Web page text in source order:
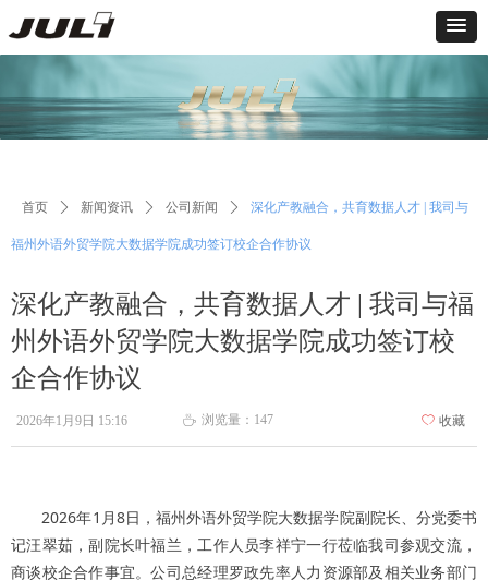
深化产教融合，共育数据人才 | 我司与福
州外语外贸学院大数据学院成功签订校
企合作协议
首页 ꄲ 新闻资讯 ꄲ 公司新闻 ꄲ 深化产教融合，共育数据人才 | 我司与
福州外语外贸学院大数据学院成功签订校企合作协议
2026年1月8日，福州外语外贸学院大数据学院副院长、分党委书
记汪翠茹，副院长叶福兰，工作人员李祥宁一行莅临我司参观交流，
商谈校企合作事宜。公司总经理罗政先率人力资源部及相关业务部门
2026年1月9日 15:16 ꄘ 浏览量： 147 ꄀ 收藏